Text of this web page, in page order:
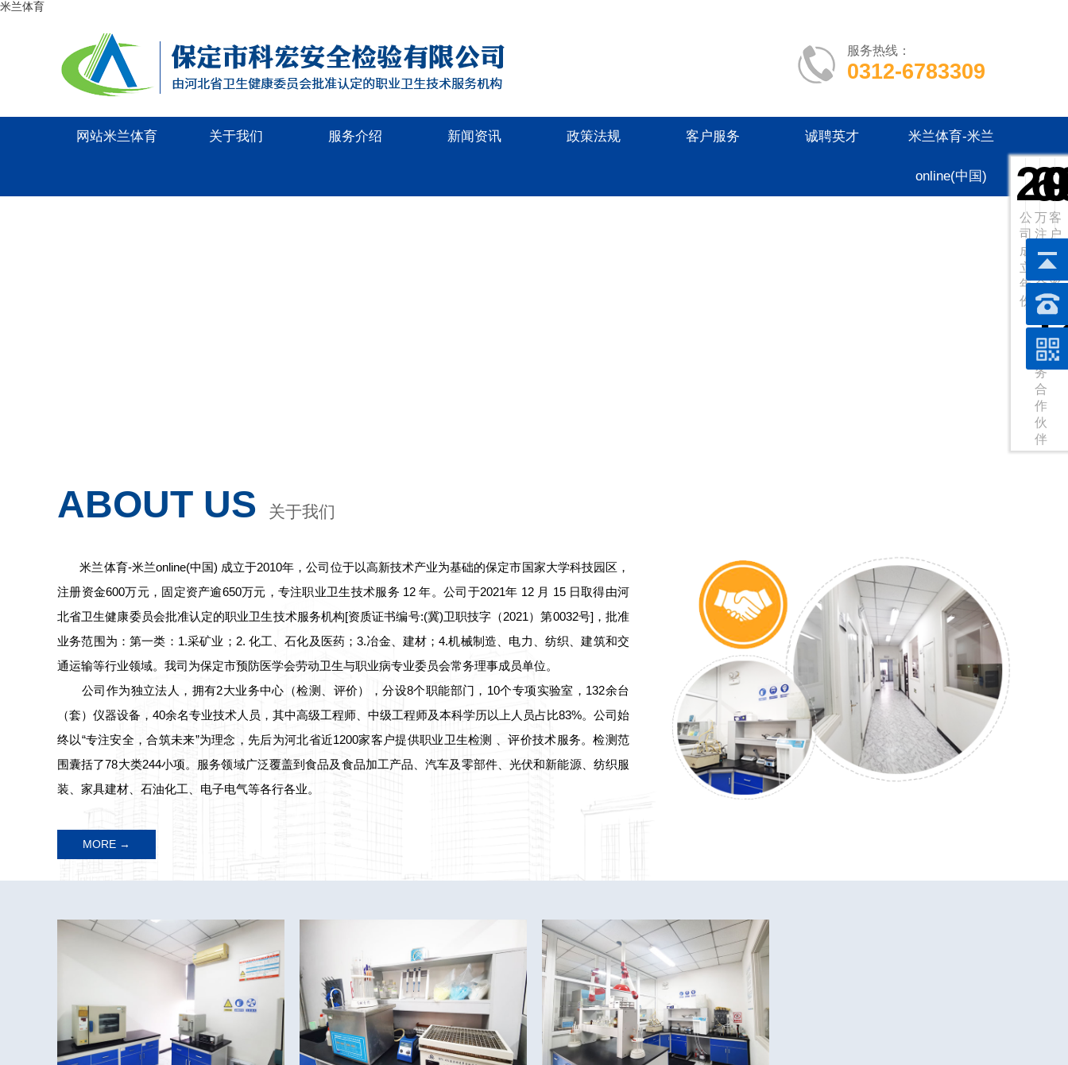
米兰体育
服务热线：
0312-6783309
网站米兰体育 关于我们 服务介绍 新闻资讯 政策法规 客户服务 诚聘英才 米兰体育-米兰
online(中国)
公
司
成
立
年
份
万
注
册
资
金
客
户
好
评
率
服
务
合
作
伙
伴
ABOUT US 关于我们
米兰体育-米兰online(中国) 成立于2010年，公司位于以高新技术产业为基础的保定市国家大学科技园区，
注册资金600万元，固定资产逾650万元，专注职业卫生技术服务 12 年。公司于2021年 12 月 15 日取得由河
北省卫生健康委员会批准认定的职业卫生技术服务机构[资质证书编号:(冀)卫职技字（2021）第0032号]，批准
业务范围为：第一类：1.采矿业；2. 化工、石化及医药；3.冶金、建材；4.机械制造、电力、纺织、建筑和交
通运输等行业领域。我司为保定市预防医学会劳动卫生与职业病专业委员会常务理事成员单位。
公司作为独立法人，拥有2大业务中心（检测、评价），分设8个职能部门，10个专项实验室，132余台
（套）仪器设备，40余名专业技术人员，其中高级工程师、中级工程师及本科学历以上人员占比83%。公司始
终以“专注安全，合筑未来”为理念，先后为河北省近1200家客户提供职业卫生检测 、评价技术服务。检测范
围囊括了78大类244小项。服务领域广泛覆盖到食品及食品加工产品、汽车及零部件、光伏和新能源、纺织服
装、家具建材、石油化工、电子电气等各行各业。
MORE →